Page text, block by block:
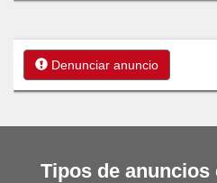
Denunciar anuncio
Tipos de